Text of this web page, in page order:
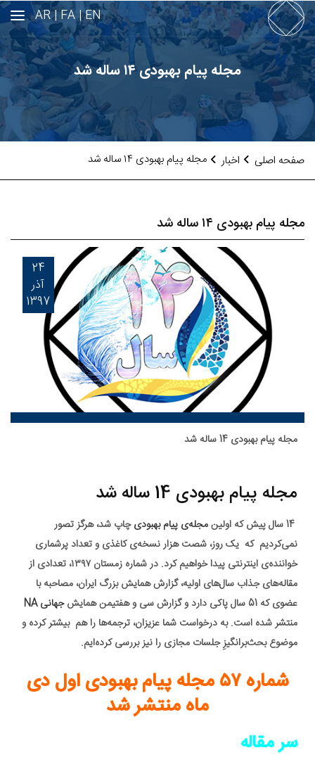
EN |
FA |
AR
مجله پیام بهبودی ۱۴ ساله شد
صفحه اصلی اخبار مجله پیام بهبودی ۱۴ ساله شد
مجله پیام بهبودی ۱۴ ساله شد
24
آذر
1397
مجله پیام بهبودی 14 ساله شد
مجله پیام بهبودی 14 ساله شد
14 سال پیش که اولین مجله‌ی پیام بهبودیچاپ شد،هرگز تصور
نمی‌کردیم که یک روز، شصت هزار نسخه‌ی کاغذی و تعداد پرشماری
خواننده‌ی اینترنتی پیدا خواهیم کرد.
در شماره زمستان ۱۳۹۷، تعدادی از
مقاله‌های جذاب سال‌های اولیه، گزارش همایش بزرگ ایران، مصاحبه با
عضوی که 51 سال پاکی دارد
و گزارش سی‌ و هفتیمن همایشجهانی NA
منتشر شده است. به درخواست شما عزیزان، ترجمه‌ها را هم بیشتر کرده و
موضوع بحث‌برانگیزِ جلسات مجازی را نیز بررسی کرده‌ایم.
شماره ۵۷ مجله
پیام بهبودی اول دی
ماه منتشر شد
سر مقاله